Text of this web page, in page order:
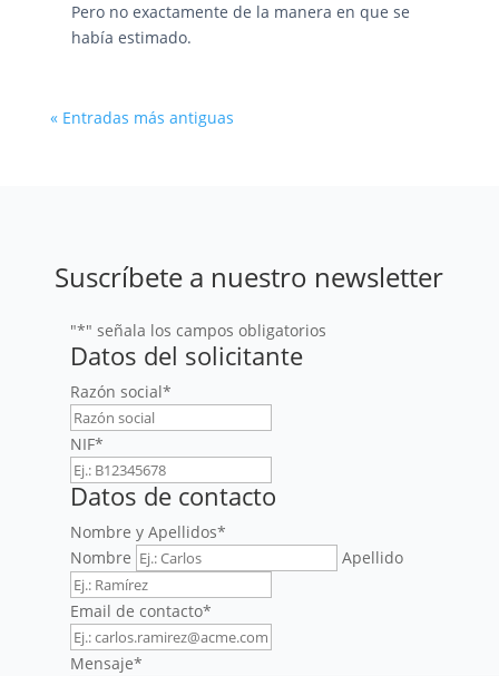
Pero no exactamente de la manera en que se
había estimado.
« Entradas más antiguas
Suscríbete a nuestro newsletter
"*" señala los campos obligatorios
Datos del solicitante
Razón social*
NIF*
Datos de contacto
Nombre y Apellidos*
Nombre
Apellido
Email de contacto*
Mensaje*